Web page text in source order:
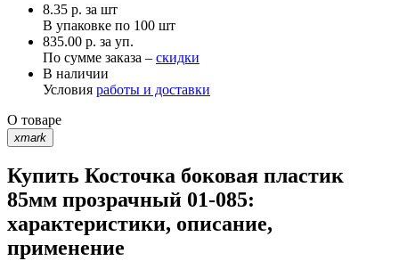
8.35 р. за шт
В упаковке по 100 шт
835.00 р. за уп.
По сумме заказа – скидки
В наличии
Условия работы и доставки
О товаре
xmark
Купить Косточка боковая пластик
85мм прозрачный 01-085:
характеристики, описание,
применение